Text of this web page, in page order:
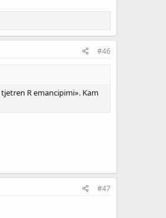
#46
R emancipimi». Kam
#47